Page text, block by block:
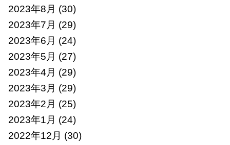
2023年8月 (30)
2023年7月 (29)
2023年6月 (24)
2023年5月 (27)
2023年4月 (29)
2023年3月 (29)
2023年2月 (25)
2023年1月 (24)
2022年12月 (30)